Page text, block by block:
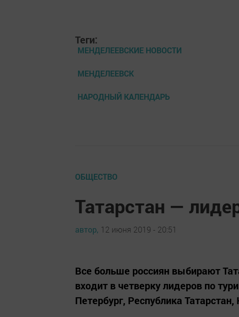
Теги:
МЕНДЕЛЕЕВСКИЕ НОВОСТИ
МЕНДЕЛЕЕВСК
НАРОДНЫЙ КАЛЕНДАРЬ
ОБЩЕСТВО
Татарстан —
автор, 12 июня 2019 - 20:51
Все больше россиян выбирают
входит в четверку лидеров по
Петербург, Республика